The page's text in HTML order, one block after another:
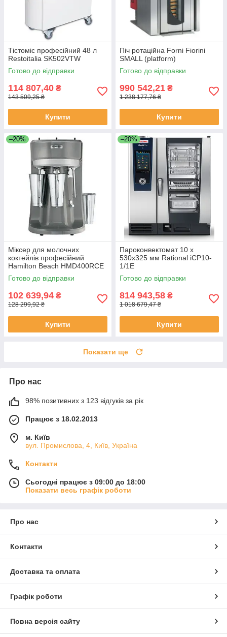
Тістоміс професійний 48 л
Restoitalia SK502VTW
Готово до відправки
114 807,40 ₴
143 509,25 ₴
Купити
Піч ротаційна Forni Fiorini
SMALL (platform)
Готово до відправки
990 542,21 ₴
1 238 177,76 ₴
Купити
–20%
Міксер для молочних
коктейлів професійний
Hamilton Beach HMD400RCE
Готово до відправки
102 639,94 ₴
128 299,92 ₴
Купити
–20%
Пароконвектомат 10 х
530х325 мм Rational iCP10-
1/1E
Готово до відправки
814 943,58 ₴
1 018 679,47 ₴
Купити
Показати ще
Про нас
98% позитивних з 123 відгуків за рік
Працює з 18.02.2013
м. Київ
вул. Промислова, 4, Київ, Україна
Контакти
Сьогодні працює з 09:00 до 18:00
Показати весь графік роботи
Про нас
Контакти
Доставка та оплата
Графік роботи
Повна версія сайту